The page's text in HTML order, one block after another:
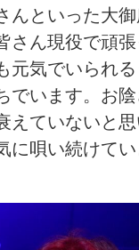
んといった大
さん現役で頑
元気でいられ
でいます。お
えていないと思
に唄い続けて